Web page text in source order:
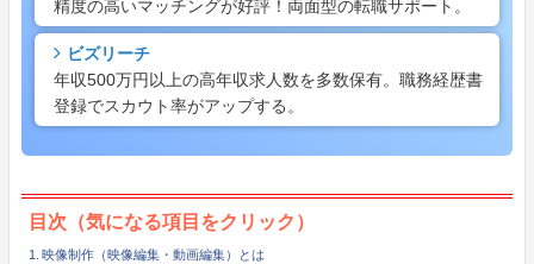
精度の高いマッチングが好評！両面型の転職サポート。
ビズリーチ
年収500万円以上の高年収求人数を多数保有。職務経歴書
登録でスカウト率がアップする。
目次（気になる項目をクリック）
映像制作（映像編集・動画編集）とは